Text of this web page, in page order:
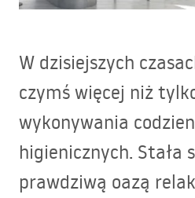
W dzisiejszych
czymś więcej niż
wykonywania
higienicznych. Stała
prawdziwą oazą